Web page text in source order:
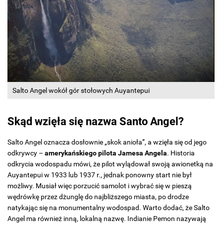
Salto Angel wokół gór stołowych Auyantepui
Skąd wzięła się nazwa Santo Angel?
Salto Angel oznacza dosłownie „skok anioła”, a wzięła się od jego
odkrywcy – amerykańskiego pilota Jamesa Angela. Historia
odkrycia wodospadu mówi, że pilot wylądował swoją awionetką na
Auyantepui w 1933 lub 1937 r., jednak ponowny start nie był
możliwy. Musiał więc porzucić samolot i wybrać się w pieszą
wędrówkę przez dżunglę do najbliższego miasta, po drodze
natykając się na monumentalny wodospad. Warto dodać, że Salto
Angel ma również inną, lokalną nazwę. Indianie Pemon nazywają